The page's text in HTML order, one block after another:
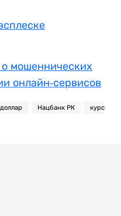
мошеннических
онлайн-сервисов
доллар Нацбанк РК курс